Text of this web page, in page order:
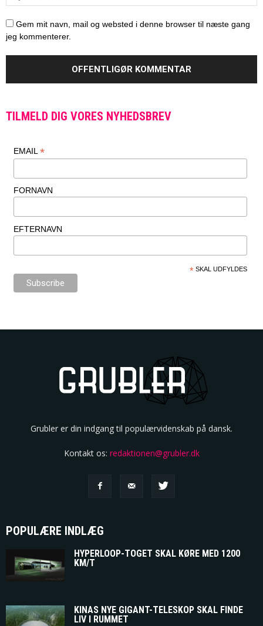
Gem mit navn, mail og websted i denne browser til næste gang
jeg kommenterer.
TILMELD DIG VORES NYHEDSBREV
EMAIL *
FORNAVN
EFTERNAVN
* SKAL UDFYLDES
Grubler er din indgang til populærvidenskab på dansk.
Kontakt os: redaktionen@grubler.dk
POPULÆRE INDLÆG
HYPERLOOP-TOGET SKAL KØRE MED 1200
KM/T
KINAS NYE GIGANT-TELESKOP SKAL FINDE
LIV I RUMMET